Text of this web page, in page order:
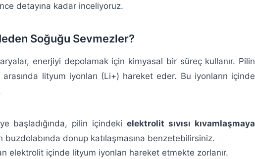
detayına kadar inceliyoruz.
Soğuğu Sevmezler?
enerjiyi depolamak için kimyasal bir süreç kullanır. Pilin
arasında lityum iyonları (Li+) hareket eder. Bu iyonların içinde
başladığında, pilin içindekielektrolit sıvısı kıvamlaşmaya
buzdolabında donup katılaşmasına benzetebilirsiniz.
elektrolit içinde lityum iyonları hareket etmekte zorlanır.